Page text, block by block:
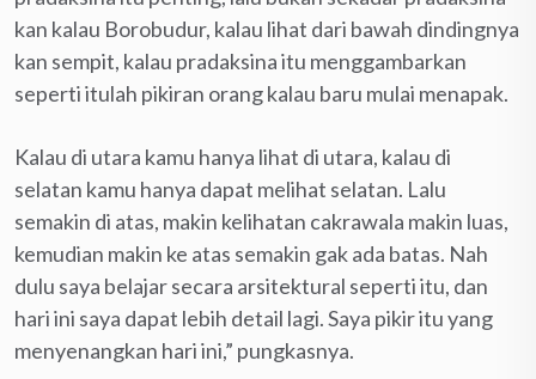
kan kalau Borobudur, kalau lihat dari bawah dindingnya
kan sempit, kalau pradaksina itu menggambarkan
seperti itulah pikiran orang kalau baru mulai menapak.
Kalau di utara kamu hanya lihat di utara, kalau di
selatan kamu hanya dapat melihat selatan. Lalu
semakin di atas, makin kelihatan cakrawala makin luas,
kemudian makin ke atas semakin gak ada batas. Nah
dulu saya belajar secara arsitektural seperti itu, dan
hari ini saya dapat lebih detail lagi. Saya pikir itu yang
menyenangkan hari ini,” pungkasnya.